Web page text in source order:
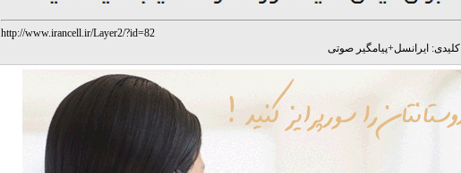
http://www.irancell.ir/Layer2/?id=82
ایرانسل+پیامگیر صوتی